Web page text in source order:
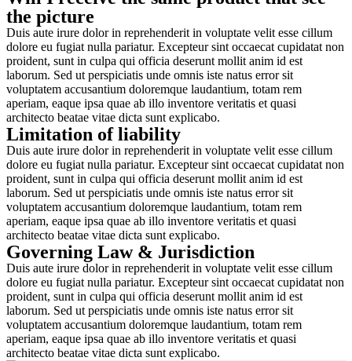
the picture
Duis aute irure dolor in reprehenderit in voluptate velit esse cillum
dolore eu fugiat nulla pariatur. Excepteur sint occaecat cupidatat non
proident, sunt in culpa qui officia deserunt mollit anim id est
laborum. Sed ut perspiciatis unde omnis iste natus error sit
voluptatem accusantium doloremque laudantium, totam rem
aperiam, eaque ipsa quae ab illo inventore veritatis et quasi
architecto beatae vitae dicta sunt explicabo.
Limitation of liability
Duis aute irure dolor in reprehenderit in voluptate velit esse cillum
dolore eu fugiat nulla pariatur. Excepteur sint occaecat cupidatat non
proident, sunt in culpa qui officia deserunt mollit anim id est
laborum. Sed ut perspiciatis unde omnis iste natus error sit
voluptatem accusantium doloremque laudantium, totam rem
aperiam, eaque ipsa quae ab illo inventore veritatis et quasi
architecto beatae vitae dicta sunt explicabo.
Governing Law & Jurisdiction
Duis aute irure dolor in reprehenderit in voluptate velit esse cillum
dolore eu fugiat nulla pariatur. Excepteur sint occaecat cupidatat non
proident, sunt in culpa qui officia deserunt mollit anim id est
laborum. Sed ut perspiciatis unde omnis iste natus error sit
voluptatem accusantium doloremque laudantium, totam rem
aperiam, eaque ipsa quae ab illo inventore veritatis et quasi
architecto beatae vitae dicta sunt explicabo.